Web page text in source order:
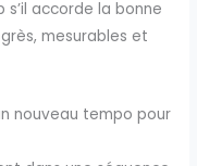
accorde la bonne
mesurables et
nouveau tempo pour